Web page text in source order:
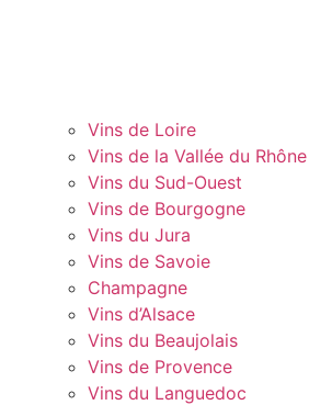
Vins de Loire
Vins de la Vallée du Rhône
Vins du Sud-Ouest
Vins de Bourgogne
Vins du Jura
Vins de Savoie
Champagne
Vins d’Alsace
Vins du Beaujolais
Vins de Provence
Vins du Languedoc